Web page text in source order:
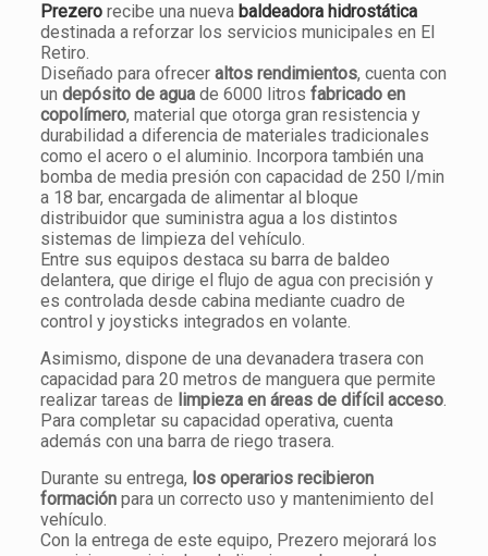
Prezero recibe una nueva baldeadora hidrostática
destinada a reforzar los servicios municipales en El
Retiro.
Diseñado para ofrecer altos rendimientos, cuenta con
un depósito de aguade 6000 litros fabricado en
copolímero, material que otorga gran resistencia y
durabilidad a diferencia de materiales tradicionales
como el acero o el aluminio. Incorpora también una
bomba de media presión con capacidad de 250 l/min
a 18 bar, encargada de alimentar al bloque
distribuidor que suministra agua a los distintos
sistemas de limpieza del vehículo.
Entre sus equipos destaca su barra de baldeo
delantera, que dirige el flujo de agua con precisión y
es controlada desde cabina mediante cuadro de
control y joysticks integrados en volante.
Asimismo, dispone de una devanadera trasera con
capacidad para 20 metros de manguera que permite
realizar tareas de limpieza en áreas de difícil acceso.
Para completar su capacidad operativa, cuenta
además con una barra de riego trasera.
Durante su entrega, los operarios recibieron
formaciónpara un correcto uso y mantenimiento del
vehículo.
Con la entrega de este equipo, Prezero mejorará los